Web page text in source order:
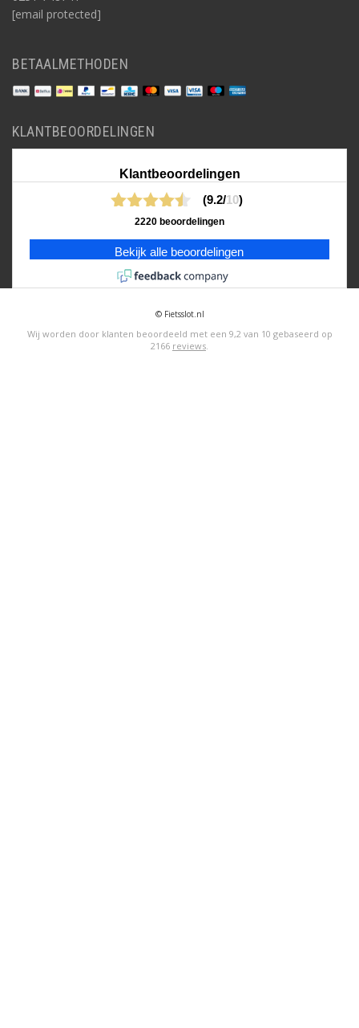
[email protected]
BETAALMETHODEN
KLANTBEOORDELINGEN
Klantbeoordelingen
(9.2/10)
2220 beoordelingen
Bekijk alle beoordelingen
© Fietsslot.nl
Wij worden door klanten beoordeeld met een 9,2 van 10 gebaseerd op
2166 reviews.